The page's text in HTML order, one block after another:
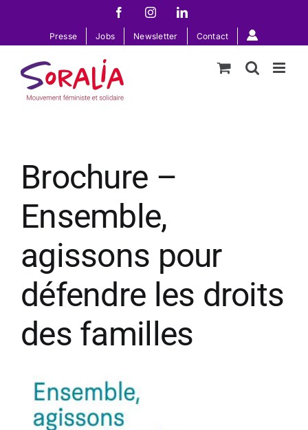
contenu
FacebookInstagramLinkedIn
Presse Jobs Newsletter Contact
Brochure –
Ensemble,
agissons pour
défendre les droits
des familles